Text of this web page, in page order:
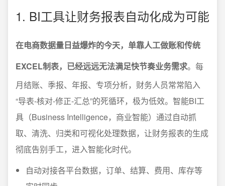
1. BI工具让财务报表自动化成为可能
在电商数据量日益爆炸的今天，单靠人工做账和传统
EXCEL制表，已经远远无法满足快节奏业务需求。每
月结账、季报、年报、专项分析，财务人员常常陷入
“导表-核对-修正-汇总”的死循环，极为低效。智能BI工
具（Business Intelligence，商业智能）通过自动抓
取、清洗、归类和可视化处理数据，让财务报表的生成
彻底告别手工，进入智能化时代。
自动对接各平台数据，订单、结算、费用、库存等